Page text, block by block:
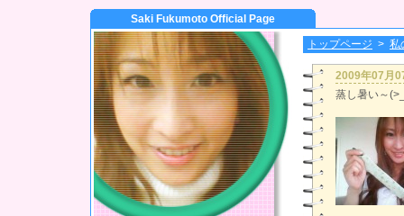
Saki Fukumoto Official Page
トップページ > 私
2009年07月
蒸し暑い～